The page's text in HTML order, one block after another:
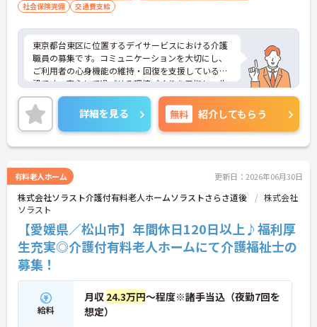
社会保険完備
交通費支給
東京都台東区に位置するデイサービスにおける介護
職員の募集です。コミュニケーションを大切にし、
ご利用者の心身機能の維持・回復を支援している施
設です。安心して過ごせる環境づくりを目指し、生
きがいや健康的な生活につながるサービスを提供さ
れています。最寄駅より徒歩圏内とアクセスに便利
な立地にあります。年間休日は124日もあります。
プライベートを大切にしながらご勤務いただけま
す。
に詳細をご案内しますのでお気軽にご相談くださ
い！
詳細を見る 無料 紹介してもらう
有料老人ホーム 更新日：2026年06月30日
株式会社ソラスト介護付有料老人ホームソラストさらさ道後
株式会社
ソラスト
【愛媛県／松山市】年間休日120日以上♪福利厚
生充実◎介護付有料老人ホームにて介護福祉士の
募集！
給料
月収 24.3万円～程度※諸手当込（夜勤7回を
想定）